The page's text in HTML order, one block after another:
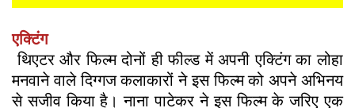
एक्टिंग
थिएटर और फिल्म दोनों ही फील्ड में अपनी एक्टिंग का लोहा
मनवाने वाले दिग्गज कलाकारों ने इस फिल्म को अपने अभिनय
से सजीव किया है। नाना पाटेकर ने इस फिल्म के जरिए एक